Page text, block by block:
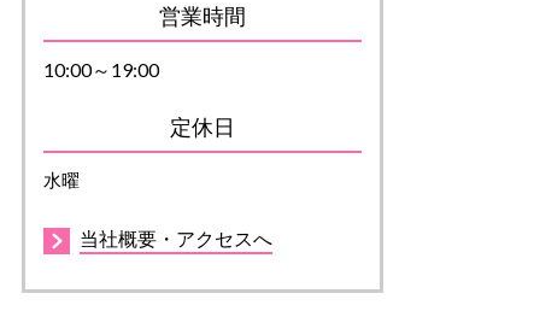
営業時間
10:00～19:00
定休日
水曜
当社概要・アクセスへ